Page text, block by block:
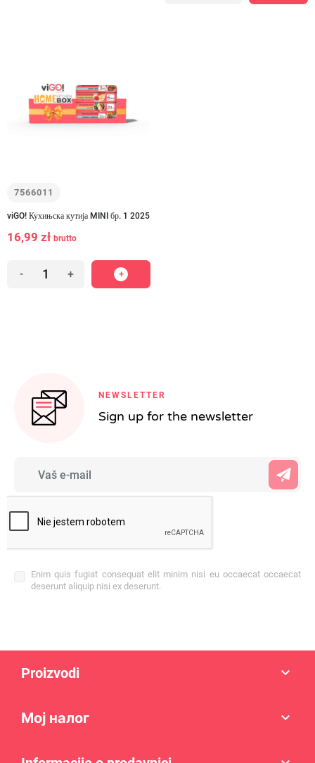
7566011
viGO! Кухињска кутија MINI бр. 1 2025
16,99 zł brutto
- +
NEWSLETTER
Sign up for the newsletter
Enim quis fugiat consequat elit minim nisi eu occaecat occaecat
deserunt aliquip nisi ex deserunt.
Proizvodi 
Мој налог 